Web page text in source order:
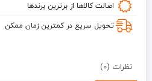
میل
اصالت کالاها از برترین برندها
تحویل سریع در کمترین زمان ممکن
نظرات (0)